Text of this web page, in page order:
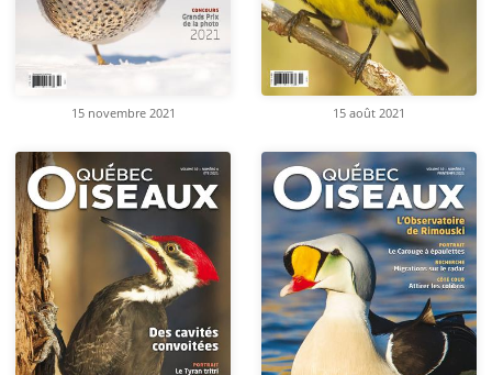
15 novembre 2021 15 août 2021